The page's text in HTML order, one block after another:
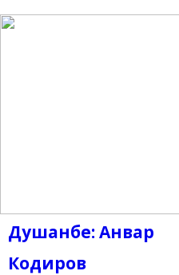
Душанбе: Анвар
Кодиров